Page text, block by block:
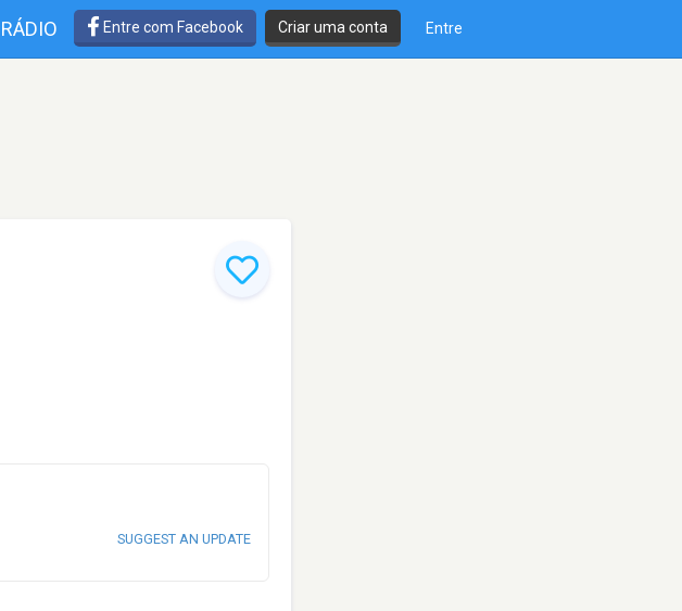
RÁDIO Entre com Facebook Criar uma conta Entre
SUGGEST AN UPDATE